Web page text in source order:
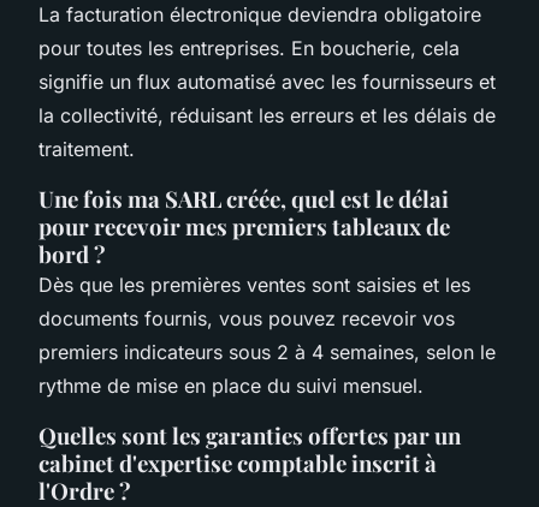
La facturation électronique deviendra obligatoire
pour toutes les entreprises. En boucherie, cela
signifie un flux automatisé avec les fournisseurs et
la collectivité, réduisant les erreurs et les délais de
traitement.
Une fois ma SARL créée, quel est le délai
pour recevoir mes premiers tableaux de
bord ?
Dès que les premières ventes sont saisies et les
documents fournis, vous pouvez recevoir vos
premiers indicateurs sous 2 à 4 semaines, selon le
rythme de mise en place du suivi mensuel.
Quelles sont les garanties offertes par un
cabinet d'expertise comptable inscrit à
l'Ordre ?